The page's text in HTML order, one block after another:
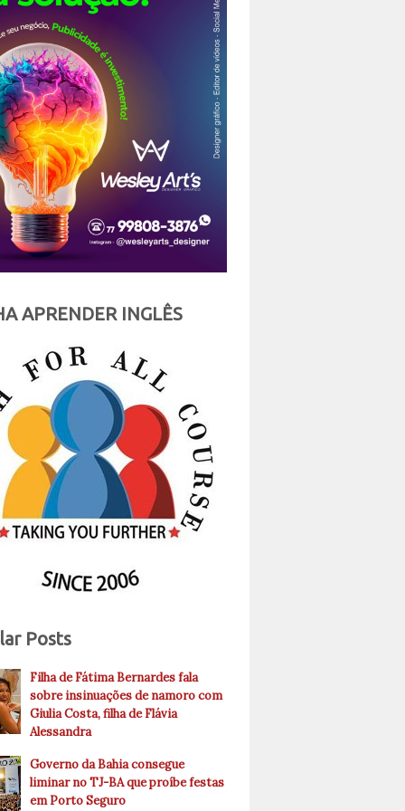
APRENDER INGLÊS
Posts
Filha de Fátima Bernardes fala
sobre insinuações de namoro com
Giulia Costa, filha de Flávia
Alessandra
Governo da Bahia consegue
liminar no TJ-BA que proíbe festas
em Porto Seguro